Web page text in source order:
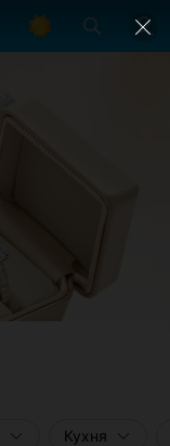
Кухня